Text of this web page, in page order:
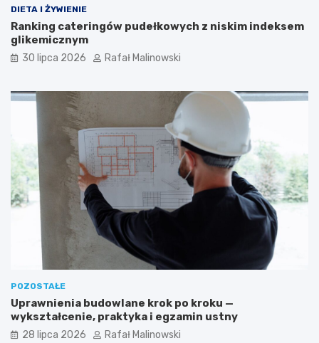
DIETA I ŻYWIENIE
Ranking cateringów pudełkowych z niskim indeksem
glikemicznym
30 lipca 2026 Rafał Malinowski
POZOSTAŁE
Uprawnienia budowlane krok po kroku —
wykształcenie, praktyka i egzamin ustny
28 lipca 2026 Rafał Malinowski